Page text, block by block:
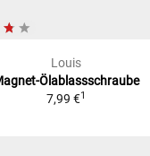
Louis
Ölablassschraube
7,99 €1